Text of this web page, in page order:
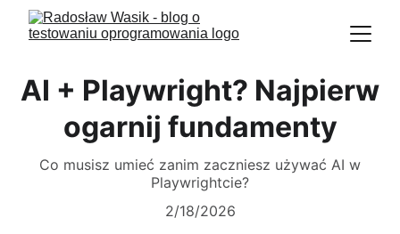
AI + Playwright? Najpierw
ogarnij fundamenty
Co musisz umieć zanim zaczniesz używać AI w
Playwrightcie?
2/18/2026